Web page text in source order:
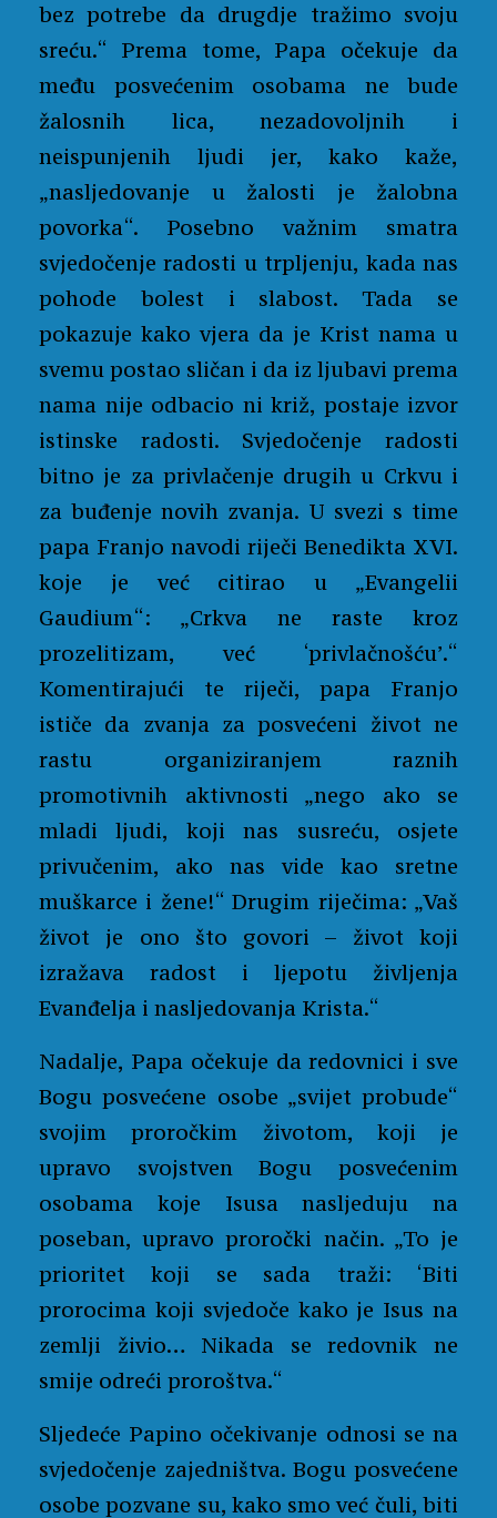
bez potrebe da drugdje tražimo svoju
sreću.“ Prema tome, Papa očekuje da
među posvećenim osobama ne bude
žalosnih lica, nezadovoljnih i
neispunjenih ljudi jer, kako kaže,
„nasljedovanje u žalosti je žalobna
povorka“. Posebno važnim smatra
svjedočenje radosti u trpljenju, kada nas
pohode bolest i slabost. Tada se
pokazuje kako vjera da je Krist nama u
svemu postao sličan i da iz ljubavi prema
nama nije odbacio ni križ, postaje izvor
istinske radosti. Svjedočenje radosti
bitno je za privlačenje drugih u Crkvu i
za buđenje novih zvanja. U svezi s time
papa Franjo navodi riječi Benedikta XVI.
koje je već citirao u „Evangelii
Gaudium“: „Crkva ne raste kroz
prozelitizam, već ‘privlačnošću’.“
Komentirajući te riječi, papa Franjo
ističe da zvanja za posvećeni život ne
rastu organiziranjem raznih
promotivnih aktivnosti „nego ako se
mladi ljudi, koji nas susreću, osjete
privučenim, ako nas vide kao sretne
muškarce i žene!“ Drugim riječima: „Vaš
život je ono što govori – život koji
izražava radost i ljepotu življenja
Evanđelja i nasljedovanja Krista.“
Nadalje, Papa očekuje da redovnici i sve
Bogu posvećene osobe „svijet probude“
svojim proročkim životom, koji je
upravo svojstven Bogu posvećenim
osobama koje Isusa nasljeduju na
poseban, upravo proročki način. „To je
prioritet koji se sada traži: ‘Biti
prorocima koji svjedoče kako je Isus na
zemlji živio… Nikada se redovnik ne
smije odreći proroštva.“
Sljedeće Papino očekivanje odnosi se na
svjedočenje zajedništva. Bogu posvećene
osobe pozvane su, kako smo već čuli, biti